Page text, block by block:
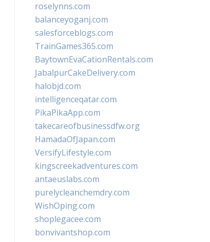
roselynns.com
balanceyoganj.com
salesforceblogs.com
TrainGames365.com
BaytownEvaCationRentals.com
JabalpurCakeDelivery.com
halobjd.com
intelligenceqatar.com
PikaPikaApp.com
takecareofbusinessdfw.org
HamadaOfJapan.com
VersifyLifestyle.com
kingscreekadventures.com
antaeuslabs.com
purelycleanchemdry.com
WishOping.com
shoplegacee.com
bonvivantshop.com